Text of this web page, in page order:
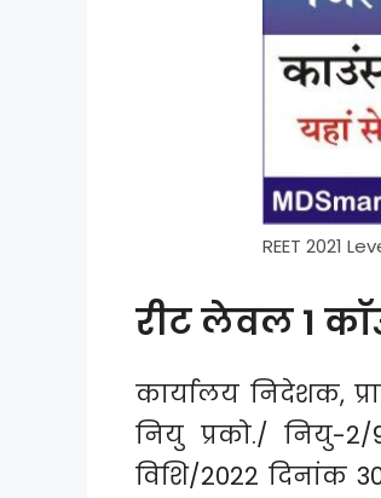
REET 2021
रीट लेवल 1
कार्यालय निदेशक,
नियु प्रको./ नियु-
विशि/2022 दिनांक